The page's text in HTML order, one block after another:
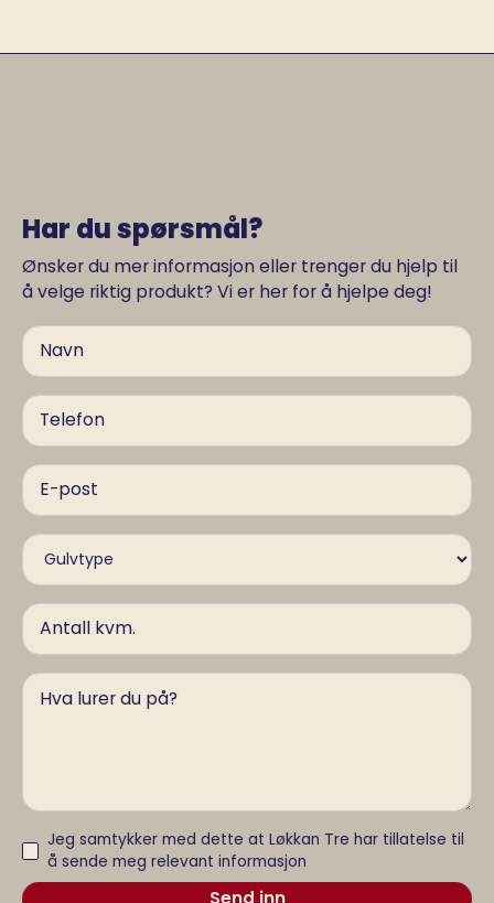
Har du spørsmål?
Ønsker du mer informasjon eller trenger du hjelp til
å velge riktig produkt? Vi er her for å hjelpe deg!
Jeg samtykker med dette at Løkkan Tre har tillatelse til
å sende meg relevant informasjon